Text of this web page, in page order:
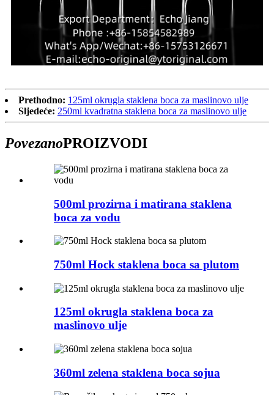
Prethodno: 125ml okrugla staklena boca za maslinovo ulje
Sljedeće: 250ml kvadratna staklena boca za maslinovo ulje
PovezanoPROIZVODI
500ml prozirna i matirana staklena
boca za vodu
750ml Hock staklena boca sa plutom
125ml okrugla staklena boca za
maslinovo ulje
360ml zelena staklena boca sojua